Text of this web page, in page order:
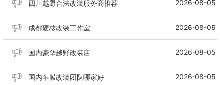
四川越野合法改装服务商推荐 2026-08-05
成都硬核改装工作室 2026-08-05
国内豪华越野改装店 2026-08-05
国内车膜改装团队哪家好 2026-08-05